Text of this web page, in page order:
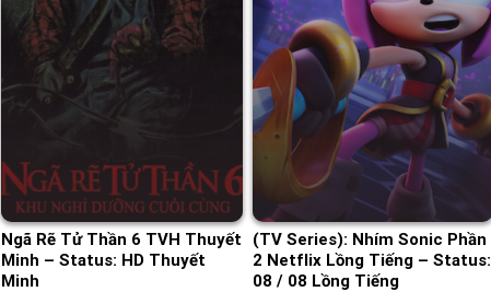
Ngã Rẽ Tử Thần 6 TVH Thuyết
Minh – Status: HD Thuyết
Minh
(TV Series): Nhím Sonic Phần
2 Netflix Lồng Tiếng – Status:
08 / 08 Lồng Tiếng